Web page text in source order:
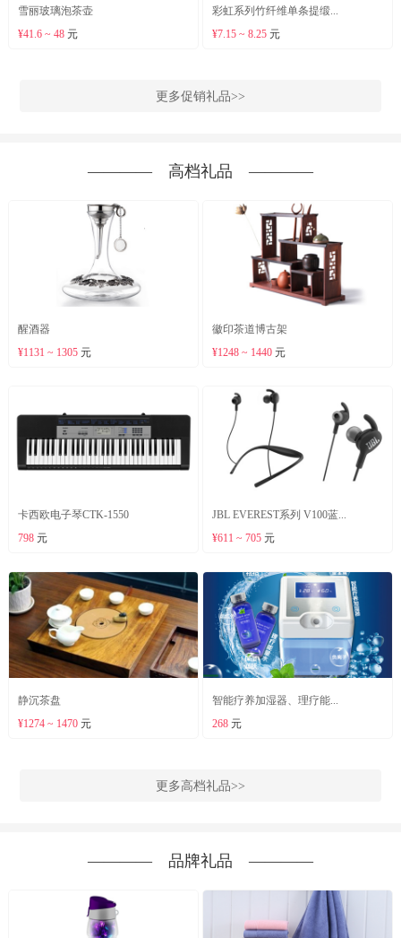
雪丽玻璃泡茶壶
¥41.6 ~ 48元
彩虹系列竹纤维单条提缎...
¥7.15 ~ 8.25 元
更多促销礼品>>
―――― 高档礼品 ――――
醒酒器
¥1131 ~ 1305元
徽印茶道博古架
¥1248 ~ 1440 元
卡西欧电子琴CTK-1550
798元
JBL EVEREST系列 V100蓝...
¥611 ~ 705 元
静沉茶盘
¥1274 ~ 1470元
智能疗养加湿器、理疗能...
268 元
更多高档礼品>>
―――― 品牌礼品 ――――